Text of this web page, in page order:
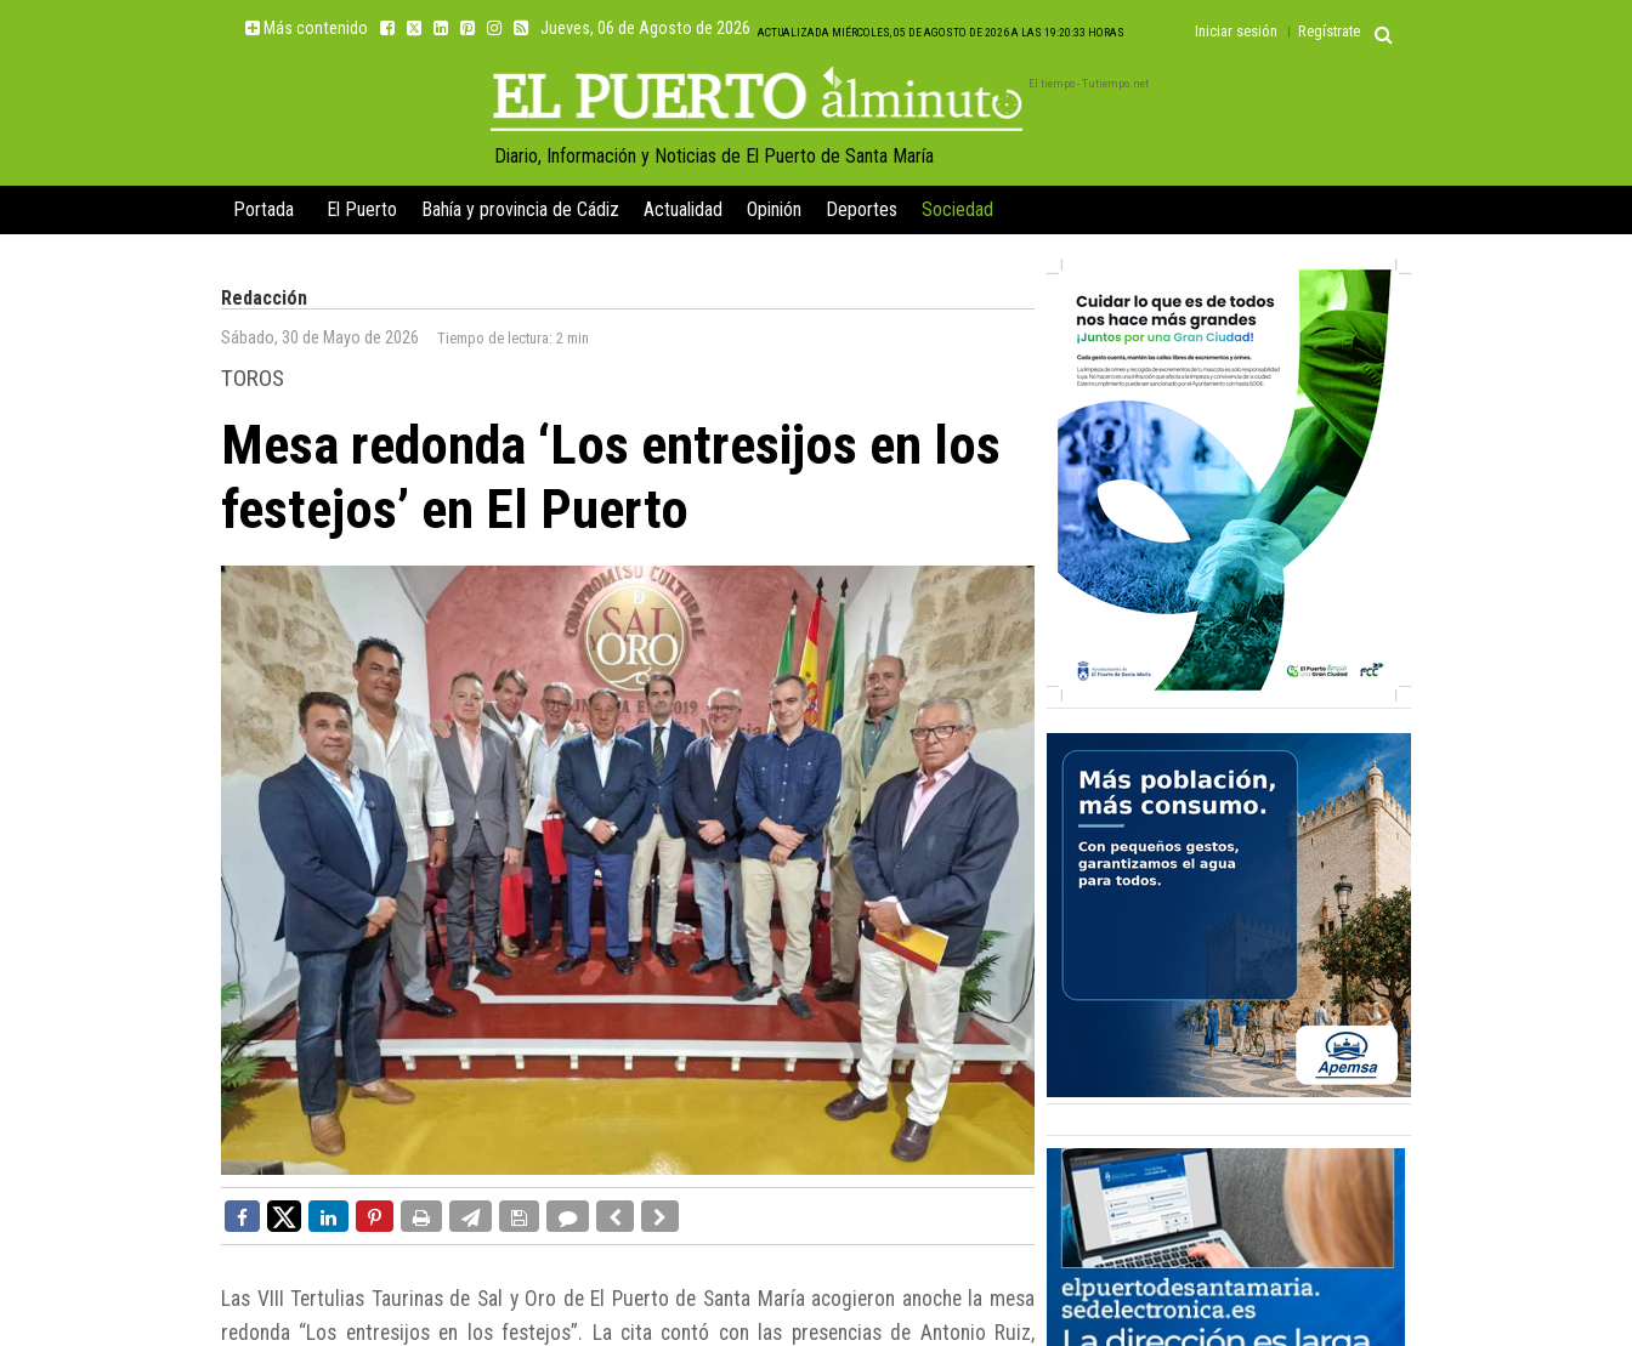
Más contenido Jueves, 06 de Agosto de 2026 ACTUALIZADA MIÉRCOLES, 05 DE AGOSTO DE 2026 A LAS 19:20:33 HORAS Iniciar sesión Regístrate
Diario, Información y Noticias de El Puerto de Santa María
El tiempo - Tutiempo.net
Portada El Puerto Bahía y provincia de Cádiz Actualidad Opinión Deportes Sociedad
Redacción
Sábado, 30 de Mayo de 2026 Tiempo de lectura: 2 min
TOROS
Mesa redonda ‘Los entresijos en los
festejos’ en El Puerto
Las VIII Tertulias Taurinas de Sal y Oro de El Puerto de Santa María acogieron anoche la mesa
redonda “Los entresijos en los festejos”. La cita contó con las presencias de Antonio Ruiz,